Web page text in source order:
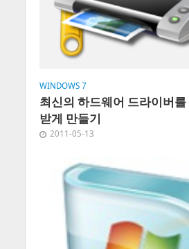
WINDOWS 7
최신의 하드웨어 드라이버
받게 만들기
2011-05-13